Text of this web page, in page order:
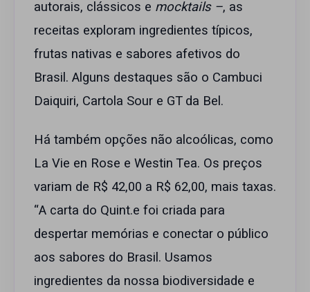
autorais, clássicos e mocktails –, as
receitas exploram ingredientes típicos,
frutas nativas e sabores afetivos do
Brasil. Alguns destaques são o Cambuci
Daiquiri, Cartola Sour e GT da Bel.
Há também opções não alcoólicas, como
La Vie en Rose e Westin Tea. Os preços
variam de R$ 42,00 a R$ 62,00, mais taxas.
“A carta do Quint.e foi criada para
despertar memórias e conectar o público
aos sabores do Brasil. Usamos
ingredientes da nossa biodiversidade e